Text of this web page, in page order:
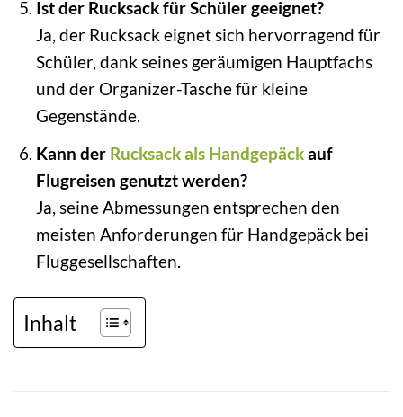
Ist der Rucksack für Schüler geeignet?
Ja, der Rucksack eignet sich hervorragend für
Schüler, dank seines geräumigen Hauptfachs
und der Organizer-Tasche für kleine
Gegenstände.
Kann der Rucksack als Handgepäckauf
Flugreisen genutzt werden?
Ja, seine Abmessungen entsprechen den
meisten Anforderungen für Handgepäck bei
Fluggesellschaften.
Inhalt